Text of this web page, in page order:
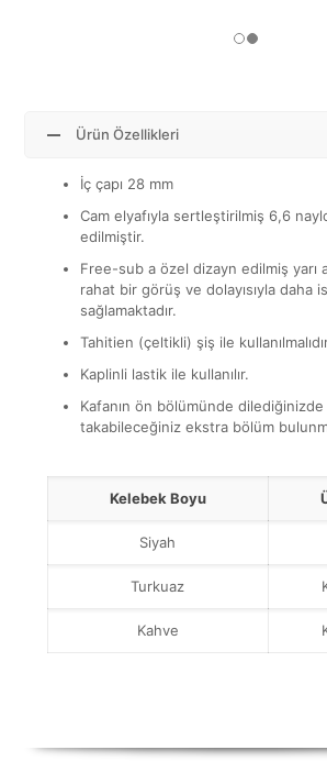
Ürün Özellikleri
İç çapı 28 mm
Cam elyafıyla sertleştirilmiş 6,6
edilmiştir.
Free-sub a özel dizayn edilmiş yarı
rahat bir görüş ve dolayısıyla daha
sağlamaktadır.
Tahitien (çeltikli) şiş ile
Kaplinli lastik ile kullanılır.
Kafanın ön bölümünde
takabileceğiniz ekstra bölüm
Kelebek Boyu
Siyah
Turkuaz
Kahve